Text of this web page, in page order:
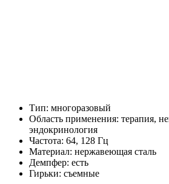
Тип: многоразовый
Область применения: терапия,
эндокринология
Частота: 64, 128 Гц
Материал: нержавеющая сталь
Демпфер: есть
Гирьки: съемные